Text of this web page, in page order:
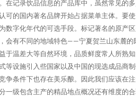
在记录饮品信息的产品库中，虽然常见的
可的国内著名品牌开始占据菜单主体。要
数字化年代的可选手段。标记著名的原产
会有不同的地域特色——宁夏贺兰山东麓的
于温差大等自然环境，品质鲜度常人所熟
等设施引入些国家以及中国的现选成品商
争条件下也存在美乐酿。因此我们应该在
一级包含主产的精品地点概况还有维度的